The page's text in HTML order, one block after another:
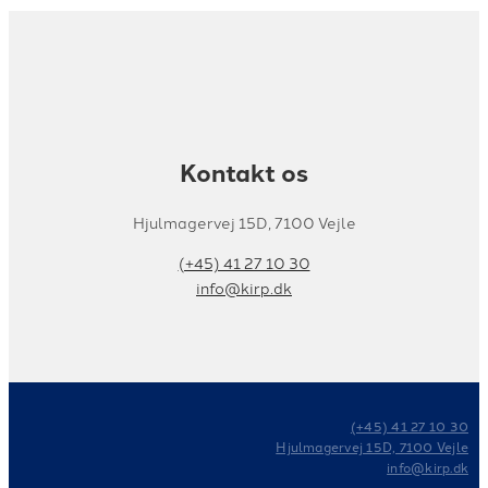
Kontakt os
Hjulmagervej 15D, 7100 Vejle
(+45) 41 27 10 30
info@kirp.dk
(+45) 41 27 10 30
Hjulmagervej 15D, 7100 Vejle
info@kirp.dk